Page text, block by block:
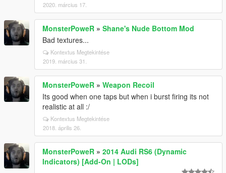
2020. március 17.
MonsterPoweR » Shane's Nude Bottom Mod
Bad textures...
Kontextus Megtekintése
2019. március 31.
MonsterPoweR » Weapon Recoil
Its good when one taps but when i burst firing its not
realistic at all :/
Kontextus Megtekintése
2018. április 26.
MonsterPoweR » 2014 Audi RS6 (Dynamic
Indicators) [Add-On | LODs]